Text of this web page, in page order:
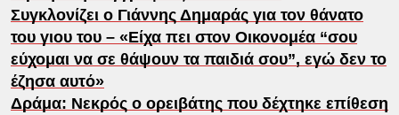
Συγκλονίζει ο Γιάννης Δημαράς για τον θάνατο
του γιου του – «Είχα πει στον Οικονομέα “σου
εύχομαι να σε θάψουν τα παιδιά σου”, εγώ δεν το
έζησα αυτό»
Δράμα: Νεκρός ο ορειβάτης που δέχτηκε επίθεση